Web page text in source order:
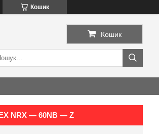
Кошик
Кошик
NRX — 60NB — Z